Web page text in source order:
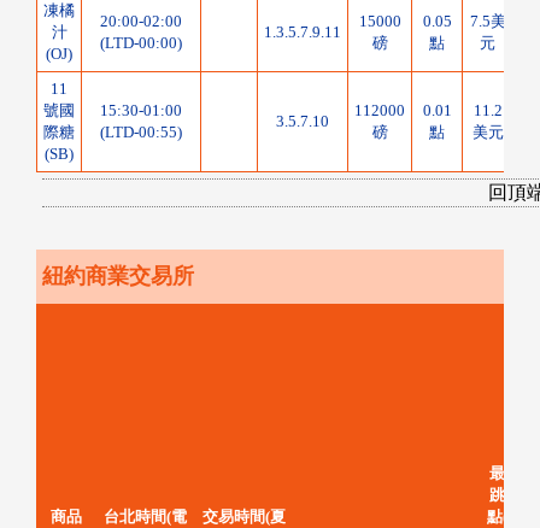
凍橘
汁
(OJ)
20:00-02:00
(LTD-00:00)
1.3.5.7.9.11
15000
磅
0.05
點
7.5美
元
11
號國
際糖
(SB)
15:30-01:00
(LTD-00:55)
3.5.7.10
112000
磅
0.01
點
11.2
美元
回頂
紐約商業交易所
商品
台北時間(電
交易時間(夏
最小
跳動
點(單